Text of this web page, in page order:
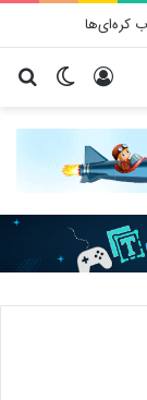
تغییر ورود